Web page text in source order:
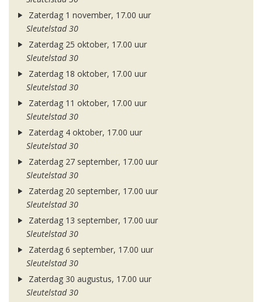
Zaterdag 1 november, 17.00 uur
Sleutelstad 30
Zaterdag 25 oktober, 17.00 uur
Sleutelstad 30
Zaterdag 18 oktober, 17.00 uur
Sleutelstad 30
Zaterdag 11 oktober, 17.00 uur
Sleutelstad 30
Zaterdag 4 oktober, 17.00 uur
Sleutelstad 30
Zaterdag 27 september, 17.00 uur
Sleutelstad 30
Zaterdag 20 september, 17.00 uur
Sleutelstad 30
Zaterdag 13 september, 17.00 uur
Sleutelstad 30
Zaterdag 6 september, 17.00 uur
Sleutelstad 30
Zaterdag 30 augustus, 17.00 uur
Sleutelstad 30